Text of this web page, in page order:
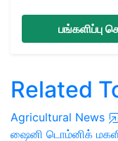
பங்களிப்பு
Related
Agricultural News
ஷைனி டொம்னிக்